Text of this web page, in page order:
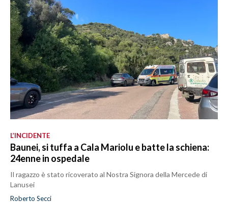
L’INCIDENTE
Baunei, si tuffa a Cala Mariolu e batte la schiena:
24enne in ospedale
Il ragazzo è stato ricoverato al Nostra Signora della Mercede di
Lanusei
Roberto Secci